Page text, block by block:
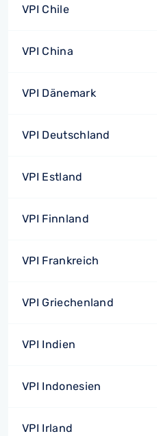
VPI Chile
VPI China
VPI Dänemark
VPI Deutschland
VPI Estland
VPI Finnland
VPI Frankreich
VPI Griechenland
VPI Indien
VPI Indonesien
VPI Irland